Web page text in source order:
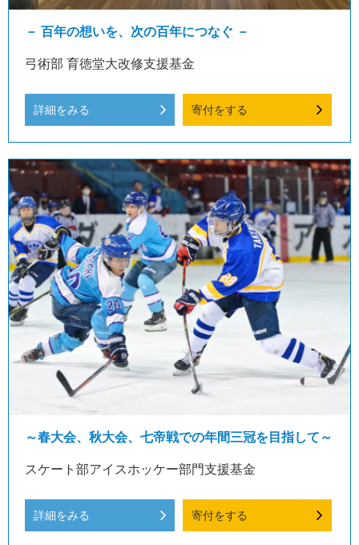
－ 百年の想いを、次の百年につなぐ －
弓術部 育徳堂大改修支援基金
詳細をみる 寄付をする
～春大会、秋大会、七帝戦での年間三冠を目指して～
スケート部アイスホッケー部門支援基金
詳細をみる 寄付をする